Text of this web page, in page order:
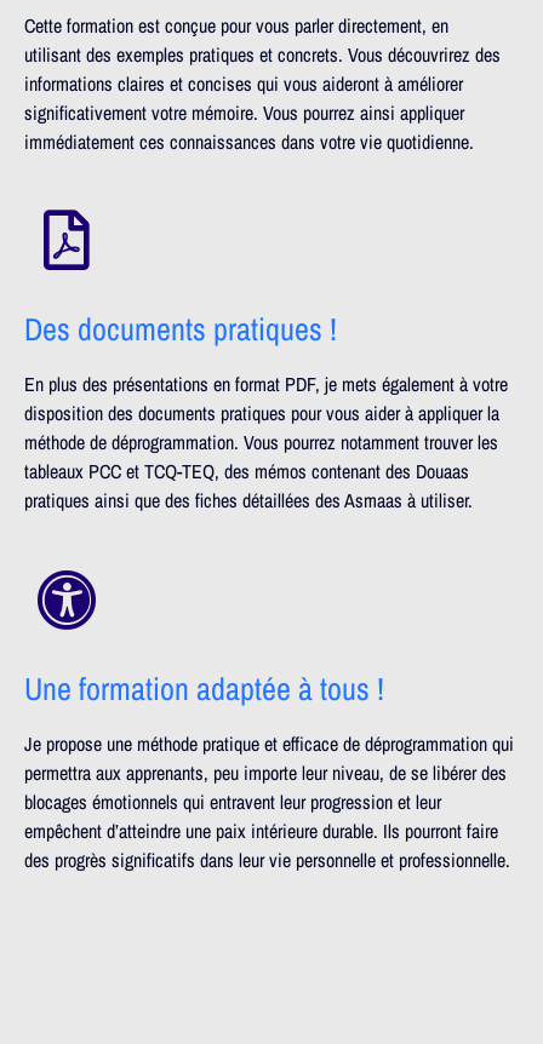
Cette formation est conçue pour vous parler directement, en
utilisant des exemples pratiques et concrets. Vous découvrirez des
informations claires et concises qui vous aideront à améliorer
significativement votre mémoire. Vous pourrez ainsi appliquer
immédiatement ces connaissances dans votre vie quotidienne.
Des documents pratiques !
En plus des présentations en format PDF, je mets également à votre
disposition des documents pratiques pour vous aider à appliquer la
méthode de déprogrammation. Vous pourrez notamment trouver les
tableaux PCC et TCQ-TEQ, des mémos contenant des Douaas
pratiques ainsi que des fiches détaillées des Asmaas à utiliser.
Une formation adaptée à tous !
Je propose une méthode pratique et efficace de déprogrammation qui
permettra aux apprenants, peu importe leur niveau, de se libérer des
blocages émotionnels qui entravent leur progression et leur
empêchent d’atteindre une paix intérieure durable. Ils pourront faire
des progrès significatifs dans leur vie personnelle et professionnelle.